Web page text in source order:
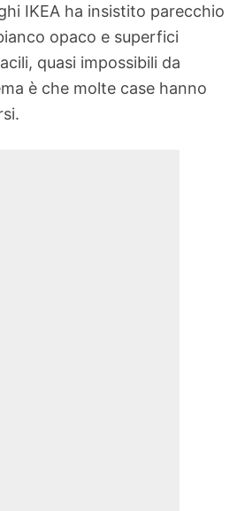
IKEA ha insistito parecchio
opaco e superfici
quasi impossibili da
è che molte case hanno